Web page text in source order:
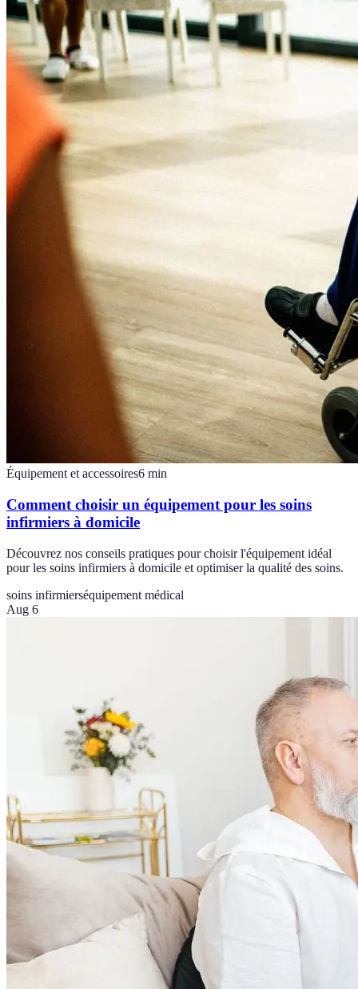
Équipement et accessoires6 min
Comment choisir un équipement pour les soins
infirmiers à domicile
Découvrez nos conseils pratiques pour choisir l'équipement idéal
pour les soins infirmiers à domicile et optimiser la qualité des soins.
soins infirmierséquipement médical
Aug 6